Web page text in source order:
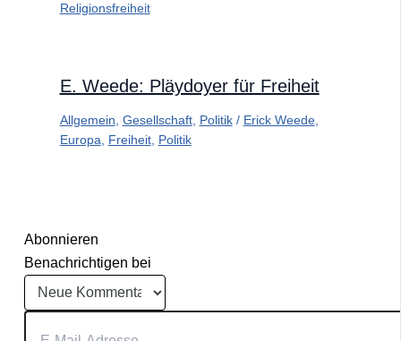
Religionsfreiheit
E. Weede: Pläydoyer für Freiheit
Allgemein Gesellschaft, Politik/ Erick Weede,
Europa
Freiheit, Politik
Abonnieren
Benachrichtigen bei